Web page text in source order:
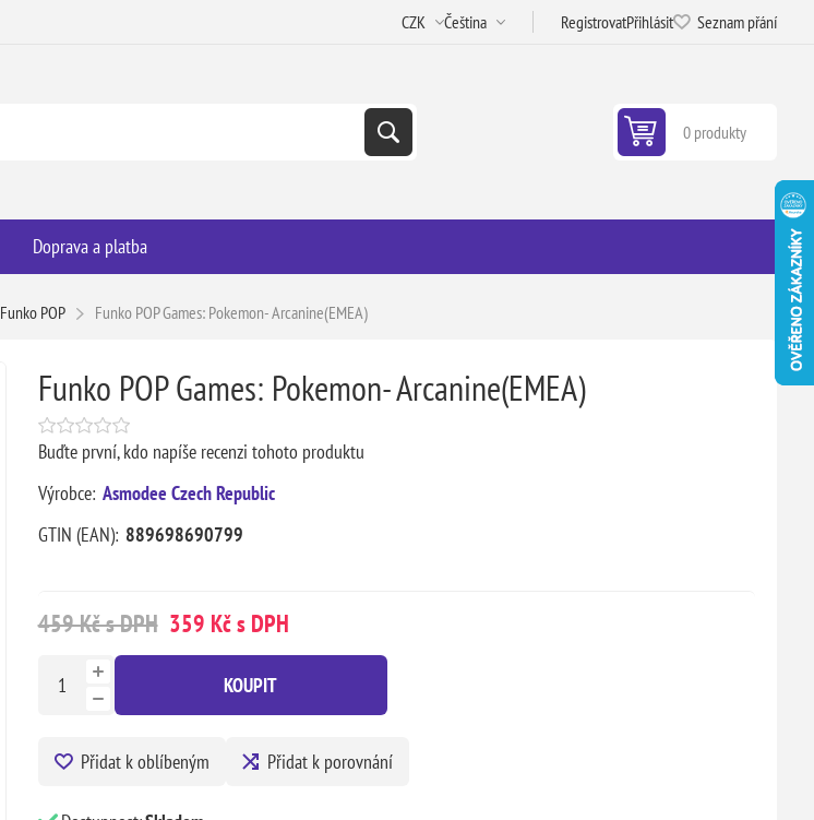
RegistrovatPřihlásit Seznam přání
0 produkty
Doprava a platba
Funko POP Funko POP Games: Pokemon- Arcanine(EMEA)
Funko POP Games: Pokemon- Arcanine(EMEA)
Buďte první, kdo napíše recenzi tohoto produktu
Výrobce: Asmodee Czech Republic
GTIN (EAN): 889698690799
459 Kč s DPH 359 Kč s DPH
KOUPIT
Přidat k oblíbeným Přidat k porovnání